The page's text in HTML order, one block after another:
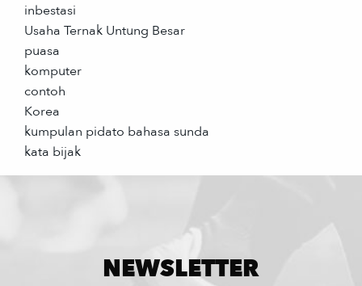
inbestasi
Usaha Ternak Untung Besar
puasa
komputer
contoh
Korea
kumpulan pidato bahasa sunda
kata bijak
NEWSLETTER